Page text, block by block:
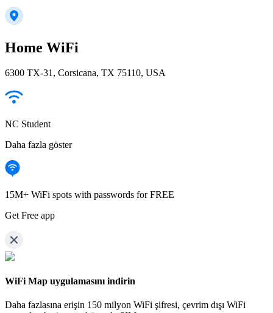
Home WiFi
6300 TX-31, Corsicana, TX 75110, USA
NC Student
Daha fazla göster
15M+ WiFi spots with passwords for FREE
Get Free app
WiFi Map uygulamasını indirin
Daha fazlasına erişin 150 milyon WiFi şifresi, çevrim dışı WiFi